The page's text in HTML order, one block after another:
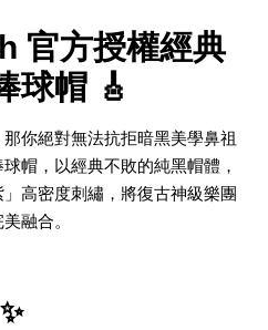
官方授權經典
球帽 🎸
你絕對無法抗拒暗黑美學鼻祖
帽，以經典不敗的純黑帽體，
高密度刺繡，將復古神級樂團
融合。